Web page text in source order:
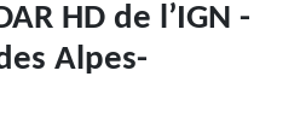
HD de l’IGN -
Alpes-